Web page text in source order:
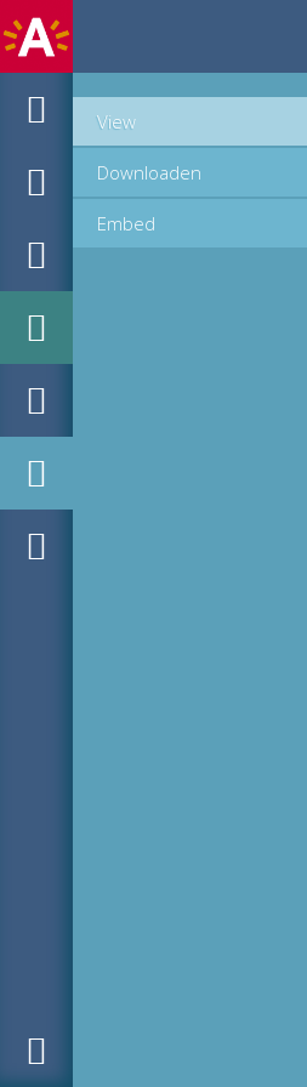
View
Downloaden
Embed